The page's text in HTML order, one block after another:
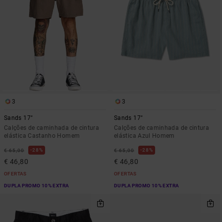
3
Sands 17"
Calções de caminhada de cintura
elástica Castanho Homem
€ 65,00 28%
€ 46,80
OFERTAS
DUPLA PROMO 10% EXTRA
3
Sands 17"
Calções de caminhada de cintura
elástica Azul Homem
€ 65,00 28%
€ 46,80
OFERTAS
DUPLA PROMO 10% EXTRA